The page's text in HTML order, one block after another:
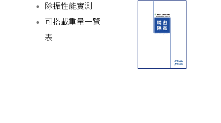
除振性能實測
可搭載重量一覽
表